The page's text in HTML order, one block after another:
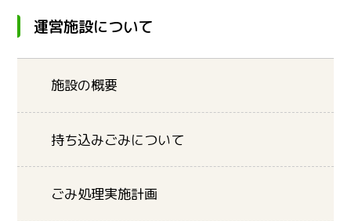
運営施設について
施設の概要
持ち込みごみについて
ごみ処理実施計画